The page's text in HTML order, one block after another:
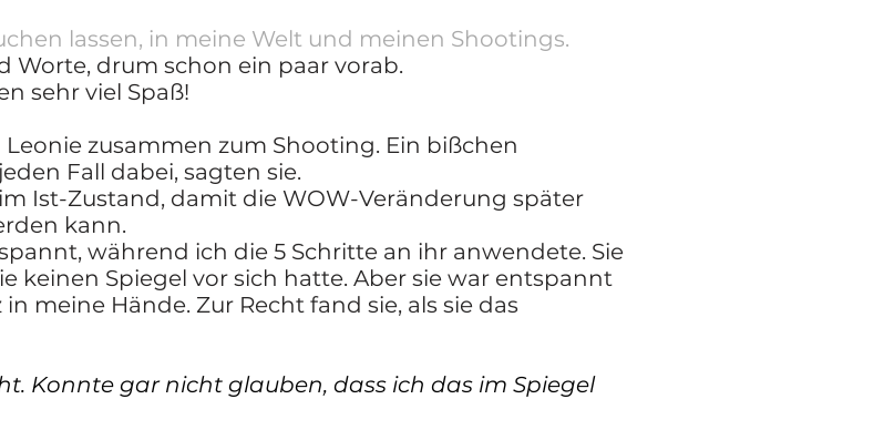
lassen, in meine Welt und meinen Shootings.
Worte, drum schon ein paar vorab.
sehr viel Spaß!
zusammen zum Shooting. Ein bißchen
Fall dabei, sagten sie.
Ist-Zustand, damit die WOW-Veränderung später
kann.
während ich die 5 Schritte an ihr anwendete. Sie
keinen Spiegel vor sich hatte. Aber sie war entspannt
meine Hände. Zur Recht fand sie, als sie das
Konnte gar nicht glauben, dass ich das im Spiegel